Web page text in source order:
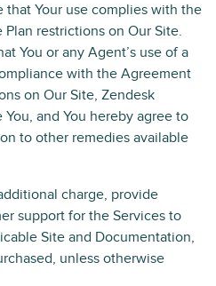
that Your use complies with the
restrictions on Our Site.
You or any Agent’s use of a
with the Agreement
on Our Site, Zendesk
and You hereby agree to
to other remedies available
charge, provide
support for the Services to
Site and Documentation,
unless otherwise